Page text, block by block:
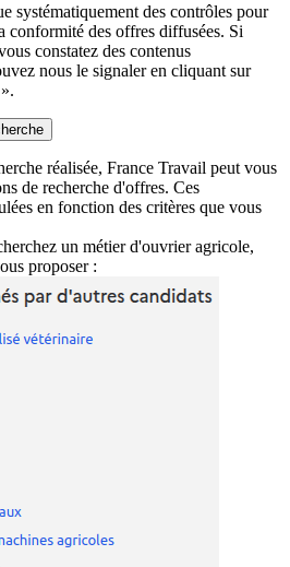
systématiquement des contrôles pour
conformité des offres diffusées. Si
constatez des contenus
nous le signaler en cliquant sur
réalisée, France Travail peut vous
de recherche d'offres. Ces
en fonction des critères que vous
un métier d'ouvrier agricole,
proposer :